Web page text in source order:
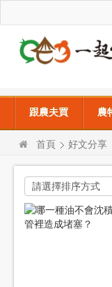
跟農夫買 農
首頁 好文分享